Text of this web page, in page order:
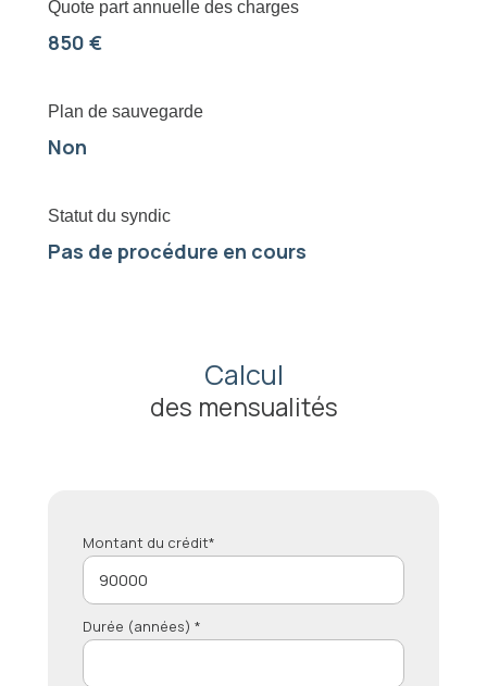
Quote part annuelle des charges
850 €
Plan de sauvegarde
Non
Statut du syndic
Pas de procédure en cours
Calcul
des mensualités
Montant du crédit*
Durée (années) *